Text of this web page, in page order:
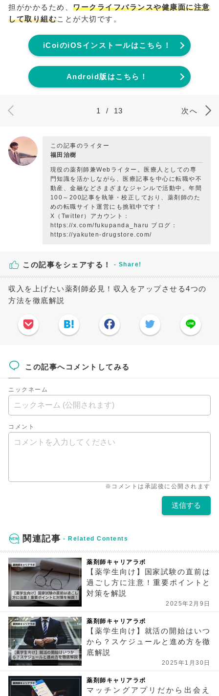
担がかかるため、ワークライフバランスや健康面に注意
して取り組むことが大切です。
iCoiのiOSインストールはこちら！
Android版はこちら！
1 / 13 次へ
この記事のライター
福田治樹
現役の薬剤師兼Webライター。医療人としての専
門知識を活かしながら、医療記事を中心に転職や不
動産、金融などさまざまなジャンルで活動中。年間
100～200記事を執筆・校正しており、薬剤師のた
めの転職サイト運営にも挑戦中です！
X（Twitter）アカウント：
https://x.com/fukupanda_haru ブログ：
https://yakuten-drugstore.com/
この記事をシェアする！
収入を上げたい薬剤師必見！収入をアップさせる4つの
方法を徹底解説
この記事へコメントしてみる
ニックネーム
コメント
※コメントは承認後に公開されます
関連記事
薬剤師キャリアラボ
【薬学生向け】国家試験の直前は
過ごし方に注意！重要ポイントと
対策を解説
2025年2月9日
薬剤師キャリアラボ
【薬学生向け】就活の開始はいつ
から？スケジュールと進め方を徹
底解説
2025年1月30日
薬剤師キャリアラボ
マッチングアプリだから出会え